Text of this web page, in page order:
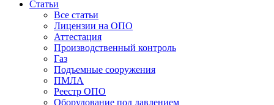
Статьи
Все статьи
Лицензии на ОПО
Аттестация
Производственный контроль
Газ
Подъемные сооружения
ПМЛА
Реестр ОПО
Оборудование под давлением